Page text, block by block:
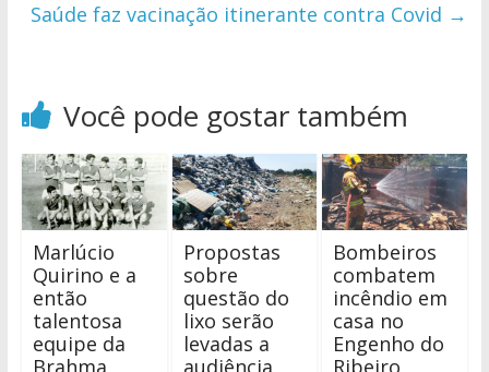
Saúde faz vacinação itinerante contra Covid →
Você pode gostar também
Marlúcio
Quirino e a
então
talentosa
equipe da
Brahma
Propostas
sobre
questão do
lixo serão
levadas a
audiência
Bombeiros
combatem
incêndio em
casa no
Engenho do
Ribeiro